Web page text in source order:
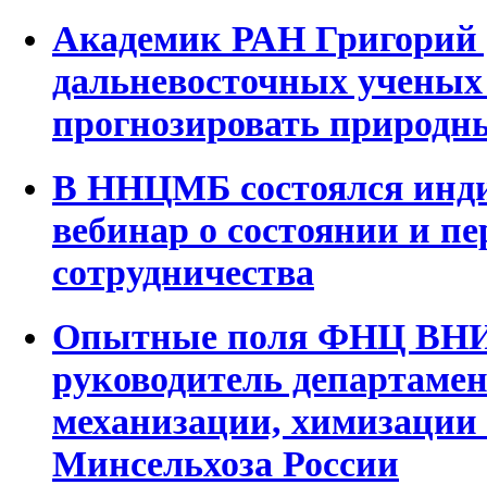
Академик РАН Григорий
дальневосточных
прогнозировать
В ННЦМБ состоялся
вебинар о состоянии и
сотрудничества
Опытные поля ФНЦ
руководитель
механизации,
Минсельхоза России